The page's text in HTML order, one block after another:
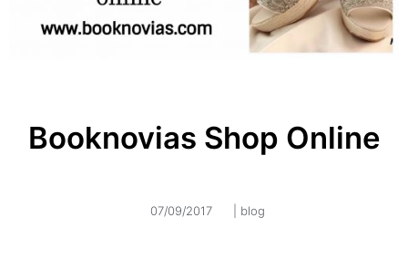
Booknovias Shop Online
07/09/2017 blog